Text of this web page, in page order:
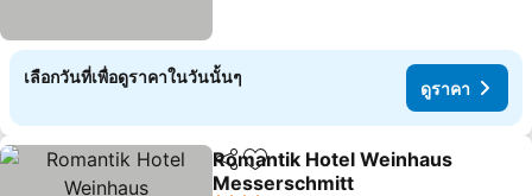
เลือกวันที่เพื่อดูราคาในวันนั้นๆ
ดูราคา
แชร์ เพิ่มในรายการโปรด
Romantik Hotel Weinhaus
Messerschmitt